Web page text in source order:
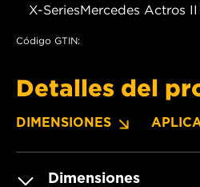
X-SeriesMercedes Actros
Código GTIN:
Detalles del
DIMENSIONES
Dimensiones